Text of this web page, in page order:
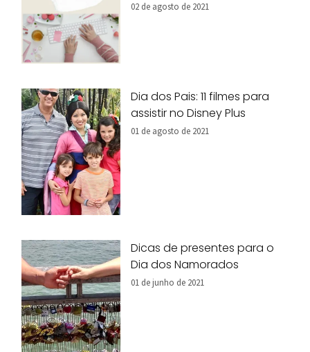
02 de agosto de 2021
Dia dos Pais: 11 filmes para
assistir no Disney Plus
01 de agosto de 2021
Dicas de presentes para o
Dia dos Namorados
01 de junho de 2021